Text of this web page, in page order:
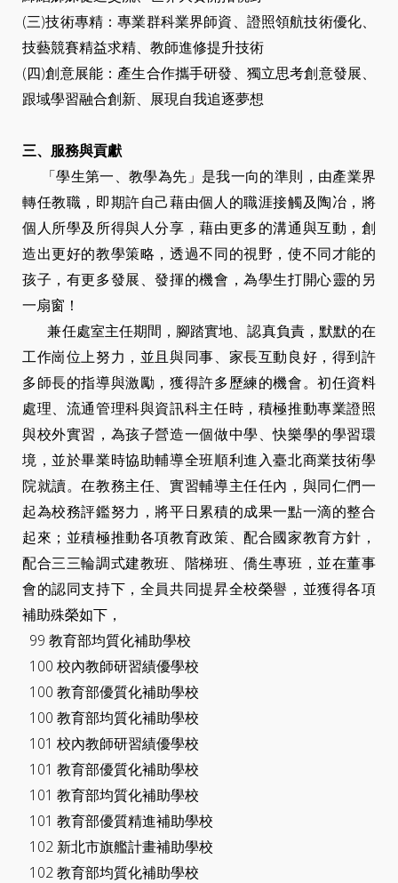
(三)技術專精：專業群科業界師資、證照領航技術優化、
技藝競賽精益求精、教師進修提升技術
(四)創意展能：產生合作攜手研發、獨立思考創意發展、
跟域學習融合創新、展現自我追逐夢想
三、服務與貢獻
「學生第一、教學為先」是我一向的準則，由產業界
轉任教職，即期許自己藉由個人的職涯接觸及陶冶，將
個人所學及所得與人分享，藉由更多的溝通與互動，創
造出更好的教學策略，透過不同的視野，使不同才能的
孩子，有更多發展、發揮的機會，為學生打開心靈的另
一扇窗！
兼任處室主任期間，腳踏實地、認真負責，默默的在
工作崗位上努力，並且與同事、家長互動良好，得到許
多師長的指導與激勵，獲得許多歷練的機會。初任資料
處理、流通管理科與資訊科主任時，積極推動專業證照
與校外實習，為孩子營造一個做中學、快樂學的學習環
境，並於畢業時協助輔導全班順利進入臺北商業技術學
院就讀。在教務主任、實習輔導主任任內，與同仁們一
起為校務評鑑努力，將平日累積的成果一點一滴的整合
起來；並積極推動各項教育政策、配合國家教育方針，
配合三三輪調式建教班、階梯班、僑生專班，並在董事
會的認同支持下，全員共同提昇全校榮譽，並獲得各項
補助殊榮如下，
99 教育部均質化補助學校
100 校內教師研習績優學校
100 教育部優質化補助學校
100 教育部均質化補助學校
101 校內教師研習績優學校
101 教育部優質化補助學校
101 教育部均質化補助學校
101 教育部優質精進補助學校
102 新北市旗艦計畫補助學校
102 教育部均質化補助學校